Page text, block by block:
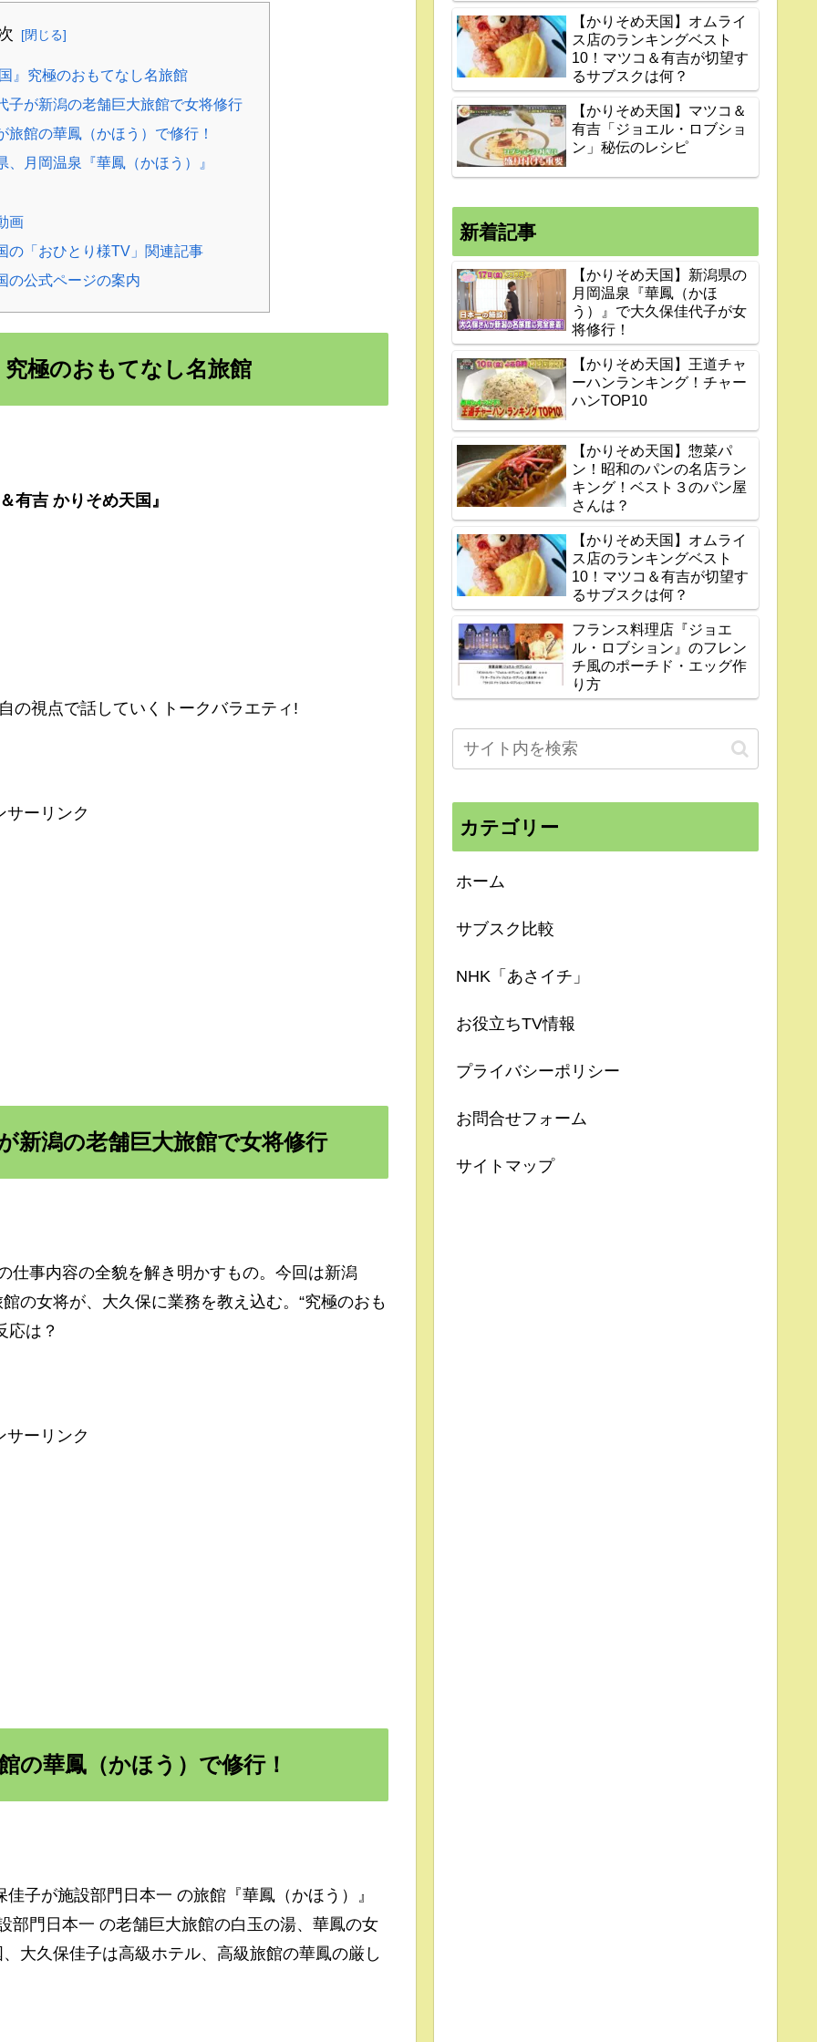
』究極のおもてなし名旅館
子が新潟の老舗巨大旅館で女将修行
館の華鳳（かほう）で修行！
月岡温泉『華鳳（かほう）』
画
の「おひとり様TV」関連記事
の公式ページの案内
極のおもてなし名旅館
有吉 かりそめ天国』
の視点で話していくトークバラエティ!
サーリンク
新潟の老舗巨大旅館で女将修行
仕事内容の全貌を解き明かすもの。今回は新潟
の女将が、大久保に業務を教え込む。“究極のおも
応は？
サーリンク
の華鳳（かほう）で修行！
子が施設部門日本一 の旅館『華鳳（かほう）』
部門日本一 の老舗巨大旅館の白玉の湯、華鳳の女
大久保佳子は高級ホテル、高級旅館の華鳳の厳し
【かりそめ天国】オムライ
ス店のランキングベスト
10！マツコ＆有吉が切望す
るサブスクは何？
【かりそめ天国】マツコ＆
有吉「ジョエル・ロブショ
ン」秘伝のレシピ
新着記事
【かりそめ天国】新潟県の
月岡温泉『華鳳（かほ
う）』で大久保佳代子が女
将修行！
【かりそめ天国】王道チャ
ーハンランキング！チャー
ハンTOP10
【かりそめ天国】惣菜パ
ン！昭和のパンの名店ラン
キング！ベスト３のパン屋
さんは？
【かりそめ天国】オムライ
ス店のランキングベスト
10！マツコ＆有吉が切望す
るサブスクは何？
フランス料理店『ジョエ
ル・ロブション』のフレン
チ風のポーチド・エッグ作
り方
カテゴリー
ホーム
サブスク比較
NHK「あさイチ」
お役立ちTV情報
プライバシーポリシー
お問合せフォーム
サイトマップ